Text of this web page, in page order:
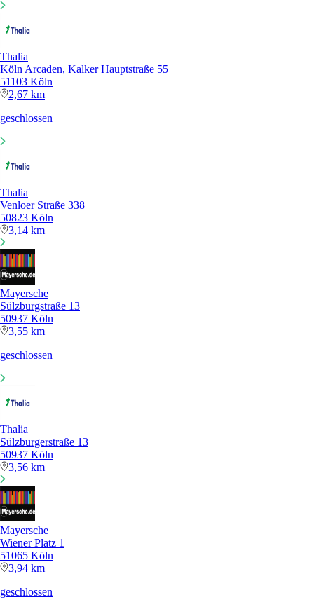
Thalia
Köln Arcaden, Kalker Hauptstraße 55
51103 Köln
2,67 km
geschlossen
Thalia
Venloer Straße 338
50823 Köln
3,14 km
Mayersche
Sülzburgstraße 13
50937 Köln
3,55 km
geschlossen
Thalia
Sülzburgerstraße 13
50937 Köln
3,56 km
Mayersche
Wiener Platz 1
51065 Köln
3,94 km
geschlossen